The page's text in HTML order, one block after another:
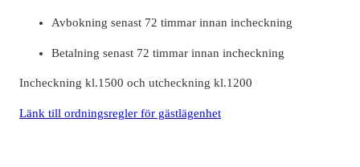
Avbokning senast 72 timmar innan incheckning
Betalning senast 72 timmar innan incheckning
Incheckning kl.1500 och utcheckning kl.1200
Länk till ordningsregler för gästlägenhet